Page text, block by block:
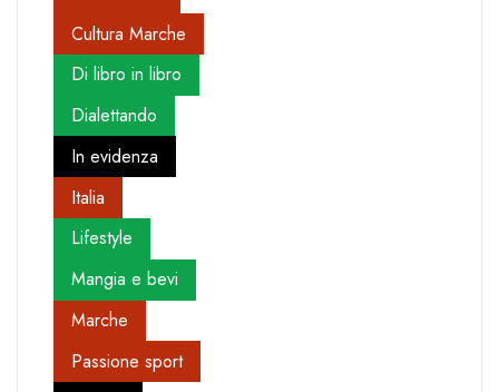
Cultura Marche
Di libro in libro
Dialettando
In evidenza
Italia
Lifestyle
Mangia e bevi
Marche
Passione sport